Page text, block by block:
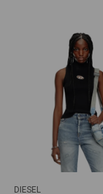
DIESEL